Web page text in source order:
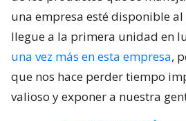
una empresa esté disponible
llegue a la primera unidad en
una vez más en esta empresa,
que nos hace perder tiempo
valioso y exponer a nuestra